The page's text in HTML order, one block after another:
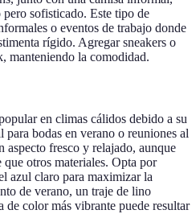
sofisticado. Este tipo de
o eventos de trabajo donde
rígido. Agregar sneakers o
manteniendo la comodidad.
en climas cálidos debido a su
bodas en verano o reuniones al
fresco y relajado, aunque
que otros materiales. Opta por
azul claro para maximizar la
de verano, un traje de lino
de color más vibrante puede resultar